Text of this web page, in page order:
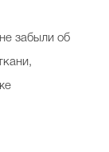
забыли об